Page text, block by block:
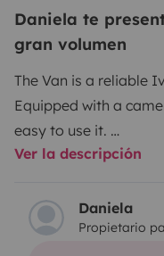
Daniela te
gran volumen
The Van is a reliable
Equipped with a
easy to use it.
KING bed in which 2
It is equipped with
Ver la descripción
Daniela
Propietario